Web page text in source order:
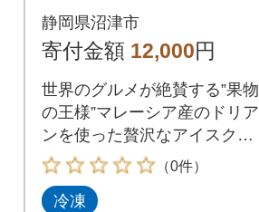
ココナッツ キャラメ
ル かをり果樹園 静岡
静岡県沼津市
寄付金額 12,000円
世界のグルメが絶賛する”果物
の王様”マレーシア産のドリア
ンを使った贅沢なアイスクリ
ームの2種セット
（0件）
冷凍